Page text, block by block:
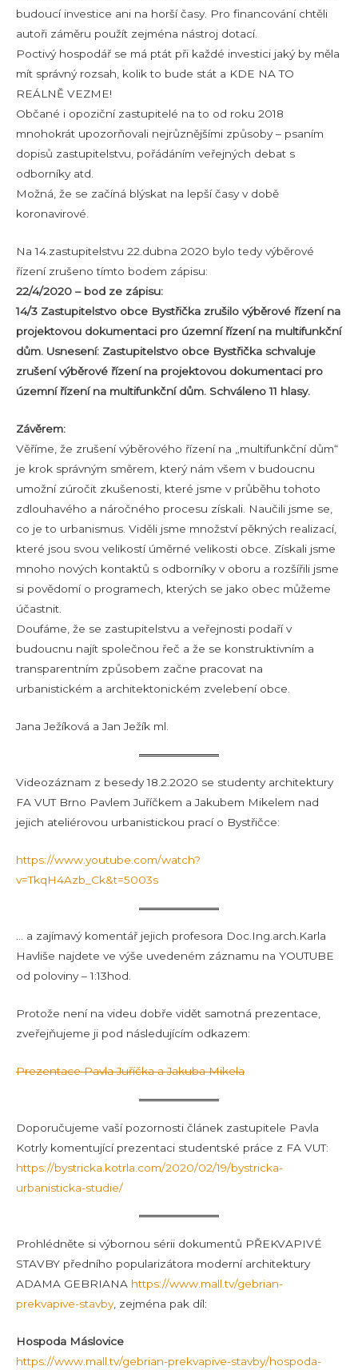
budoucí investice ani na horší časy. Pro financování chtěli
autoři záměru použít zejména nástroj dotací.
Poctivý hospodář se má ptát při každé investici jaký by měla
mít správný rozsah, kolik to bude stát a KDE NA TO
REÁLNĚ VEZME!
Občané i opoziční zastupitelé na to od roku 2018
mnohokrát upozorňovali nejrůznějšími způsoby – psaním
dopisů zastupitelstvu, pořádáním veřejných debat s
odborníky atd.
Možná, že se začíná blýskat na lepší časy v době
koronavirové.
Na 14.zastupitelstvu 22.dubna 2020 bylo tedy výběrové
řízení zrušeno tímto bodem zápisu:
22/4/2020 – bod ze zápisu:
14/3 Zastupitelstvo obce Bystřička zrušilo výběrové řízení na
projektovou dokumentaci pro územní řízení na multifunkční
dům. Usnesení: Zastupitelstvo obce Bystřička schvaluje
zrušení výběrové řízení na projektovou dokumentaci pro
územní řízení na multifunkční dům. Schváleno 11 hlasy.
Závěrem:
Věříme, že zrušení výběrového řízení na „multifunkční dům“
je krok správným směrem, který nám všem v budoucnu
umožní zúročit zkušenosti, které jsme v průběhu tohoto
zdlouhavého a náročného procesu získali. Naučili jsme se,
co je to urbanismus. Viděli jsme množství pěkných realizací,
které jsou svou velikostí úměrné velikosti obce. Získali jsme
mnoho nových kontaktů s odborníky v oboru a rozšířili jsme
si povědomí o programech, kterých se jako obec můžeme
účastnit.
Doufáme, že se zastupitelstvu a veřejnosti podaří v
budoucnu najít společnou řeč a že se konstruktivním a
transparentním způsobem začne pracovat na
urbanistickém a architektonickém zvelebení obce.
Jana Ježíková a Jan Ježík ml.
Videozáznam z besedy 18.2.2020 se studenty architektury
FA VUT Brno Pavlem Juříčkem a Jakubem Mikelem nad
jejich ateliérovou urbanistickou prací o Bystřičce:
https://www.youtube.com/watch?
v=TkqH4Azb_Ck&t=5003s
… a zajímavý komentář jejich profesora Doc.Ing.arch.Karla
Havliše najdete ve výše uvedeném záznamu na YOUTUBE
od poloviny – 1:13hod.
Protože není na videu dobře vidět samotná prezentace,
zveřejňujeme ji pod následujícím odkazem:
Prezentace Pavla Juříčka a Jakuba Mikela
Doporučujeme vaší pozornosti článek zastupitele Pavla
Kotrly komentující prezentaci studentské práce z FA VUT:
https://bystricka.kotrla.com/2020/02/19/bystricka-
urbanisticka-studie/
Prohlédněte si výbornou sérii dokumentů PŘEKVAPIVÉ
STAVBY předního popularizátora moderní architektury
ADAMA GEBRIANA https://www.mall.tv/gebrian-
prekvapive-stavby, zejména pak díl:
Hospoda Máslovice
https://www.mall.tv/gebrian-prekvapive-stavby/hospoda-